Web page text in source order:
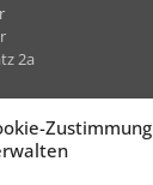
Zustimmung
2a
8505373